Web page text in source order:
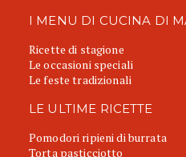
I MENU DI CUCINA DI
Ricette di stagione
Le occasioni speciali
Le feste tradizionali
LE ULTIME RICETTE
Pomodori ripieni di burrata
Torta pasticciotto